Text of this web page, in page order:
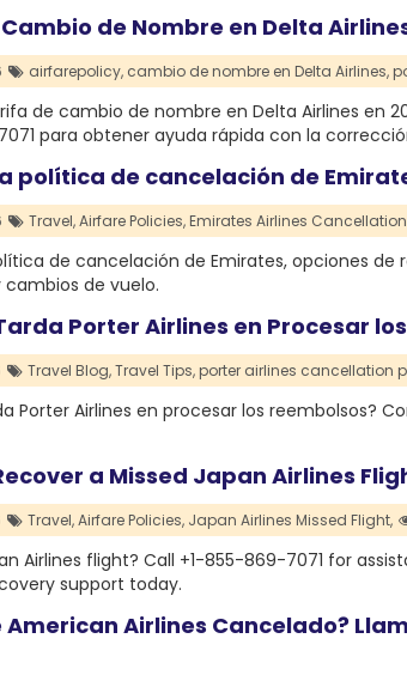
de Nombre en Delta
airfarepolicy, cambio de nombre en Delta Airlines,
de cambio de nombre en Delta Airlines en
para obtener ayuda rápida con la
política de cancelación de
Travel,Airfare Policies,Emirates Airlines
de cancelación de Emirates, opciones de
de vuelo.
Porter Airlines en Procesar
Travel Blog,Travel Tips,porter airlines cancellation
Porter Airlines en procesar los reembolsos?
a Missed Japan Airlines
Travel,Airfare Policies, Japan Airlines Missed Flight,
Airlines flight? Call +1-855-869-7071 for
support today.
American Airlines Cancelado?